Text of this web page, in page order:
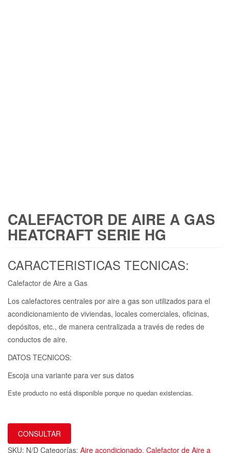
CALEFACTOR DE AIRE A GAS
HEATCRAFT SERIE HG
CARACTERISTICAS TECNICAS:
Calefactor de Aire a Gas
Los calefactores centrales por aire a gas son utilizados para el
acondicionamiento de viviendas, locales comerciales, oficinas,
depósitos, etc., de manera centralizada a través de redes de
conductos de aire.
DATOS TECNICOS:
Escoja una variante para ver sus datos
Este producto no está disponible porque no quedan existencias.
CONSULTAR
SKU: N/D Categorías: Aire acondicionado, Calefactor de Aire a